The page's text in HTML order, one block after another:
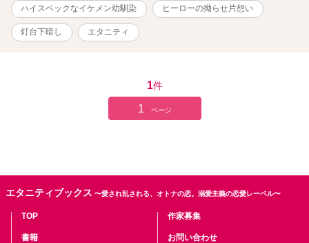
ハイスペックなイケメン幼馴染 ヒーローの拗らせ片想い
灯台下暗し エタニティ
1件
1 ページ
エタニティブックス 〜愛され乱される、オトナの恋。溺愛主義の恋愛レーベル〜
TOP
書籍
作家募集
お問い合わせ